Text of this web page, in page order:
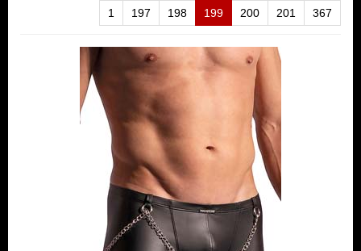
1 197 198 199 200 201 367